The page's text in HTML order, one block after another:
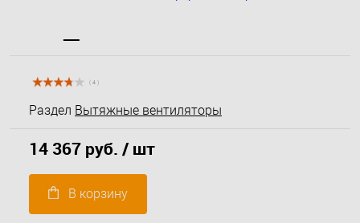
( 4 )
Раздел Вытяжные вентиляторы
14 367 руб. / шт
В корзину